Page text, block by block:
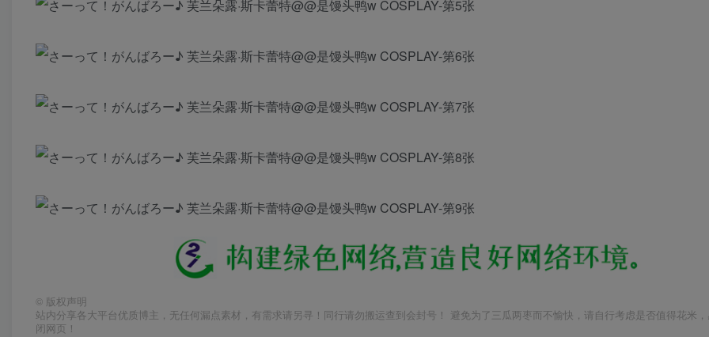
© 版权声明
站内分享各大平台优质博主，无任何漏点素材，有需求请另寻！同行请勿搬运查到会封号！ 避免为了三瓜两枣而不愉快，请自行考虑是否值得花米
闭网页！